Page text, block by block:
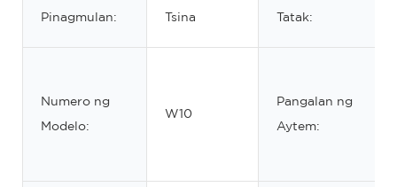
Pinagmulan: Tsina Tatak:
Numero ng
Modelo:
W10
Pangalan ng
Aytem: